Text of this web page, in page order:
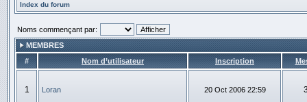
Index du forum
Noms commençant par:
MEMBRES
#
Nom d’utilisateur Inscription
1 Loran 20 Oct 2006 22:59